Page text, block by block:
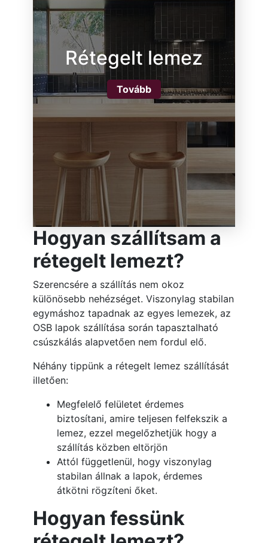
Rétegelt lemez
Tovább
Hogyan szállítsam a
rétegelt lemezt?
Szerencsére a szállítás nem okoz
különösebb nehézséget. Viszonylag stabilan
egymáshoz tapadnak az egyes lemezek, az
OSB lapok szállítása során tapasztalható
csúszkálás alapvetően nem fordul elő.
Néhány tippünk a rétegelt lemez szállítását
illetően:
Megfelelő felületet érdemes
biztosítani, amire teljesen felfekszik a
lemez, ezzel megelőzhetjük hogy a
szállítás közben eltörjön
Attól függetlenül, hogy viszonylag
stabilan állnak a lapok, érdemes
átkötni rögzíteni őket.
Hogyan fessünk